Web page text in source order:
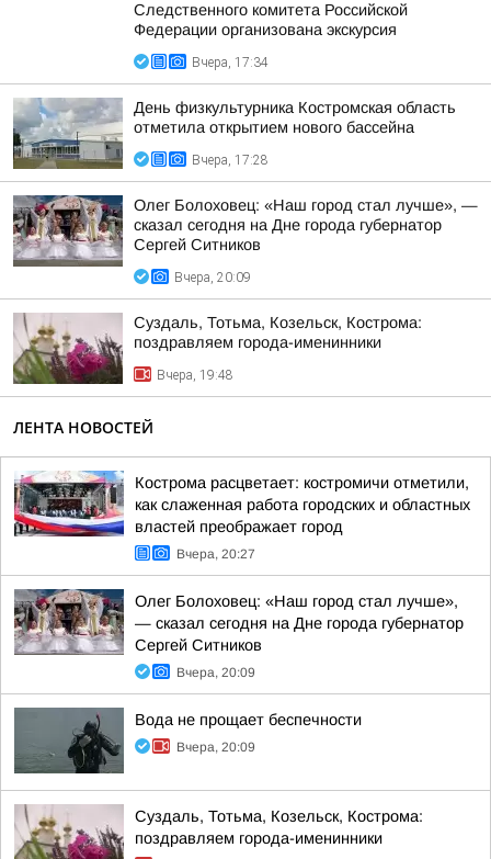
Следственного комитета Российской
Федерации организована экскурсия
Вчера, 17:34
День физкультурника Костромская область
отметила открытием нового бассейна
Вчера, 17:28
Олег Болоховец: «Наш город стал лучше», —
сказал сегодня на Дне города губернатор
Сергей Ситников
Вчера, 20:09
Суздаль, Тотьма, Козельск, Кострома:
поздравляем города-именинники
Вчера, 19:48
ЛЕНТА НОВОСТЕЙ
Кострома расцветает: костромичи отметили,
как слаженная работа городских и областных
властей преображает город
Вчера, 20:27
Олег Болоховец: «Наш город стал лучше»,
— сказал сегодня на Дне города губернатор
Сергей Ситников
Вчера, 20:09
Вода не прощает беспечности
Вчера, 20:09
Суздаль, Тотьма, Козельск, Кострома:
поздравляем города-именинники